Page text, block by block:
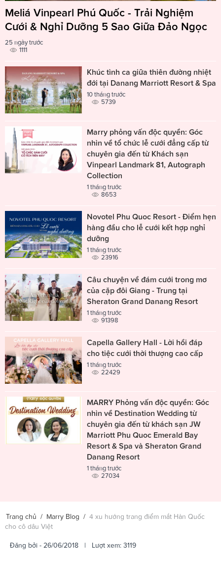
Meliá Vinpearl Phú Quốc - Trải Nghiệm
Cưới & Nghỉ Dưỡng 5 Sao Giữa Đảo Ngọc
25 ngày trước
1111
Khúc tình ca giữa thiên đường nhiệt
đới tại Danang Marriott Resort & Spa
10 tháng trước
5739
Marry phỏng vấn độc quyền: Góc
nhìn về tổ chức lễ cưới đẳng cấp từ
chuyên gia đến từ Khách sạn
Vinpearl Landmark 81, Autograph
Collection
1 tháng trước
8653
Novotel Phu Quoc Resort - Điểm hẹn
hàng đầu cho lễ cưới kết hợp nghỉ
dưỡng
1 tháng trước
23916
Câu chuyện về đám cưới trong mơ
của cặp đôi Giang - Trung tại
Sheraton Grand Danang Resort
1 tháng trước
91398
Capella Gallery Hall - Lời hồi đáp
cho tiệc cưới thời thượng cao cấp
1 tháng trước
22429
MARRY Phỏng vấn độc quyền: Góc
nhìn về Destination Wedding từ
chuyên gia đến từ khách sạn JW
Marriott Phu Quoc Emerald Bay
Resort & Spa và Sheraton Grand
Danang Resort
1 tháng trước
27034
Trang chủ / Marry Blog / 4 xu hướng trang điểm mắt Hàn Quốc
cho cô dâu Việt
Đăng bởi - 26/06/2018 | Lượt xem: 3119